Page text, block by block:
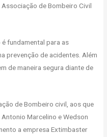
de Bombeiro Civil
fundamental para as
prevenção de acidentes. Além
de maneira segura diante de
de Bombeiro civil, aos que
Marcelino e Wedson
a empresa Extimbaster